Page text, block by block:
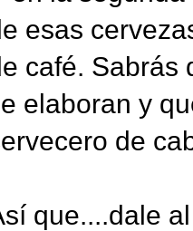
esas
café. Sabrás
elaboran y
de
que....dale